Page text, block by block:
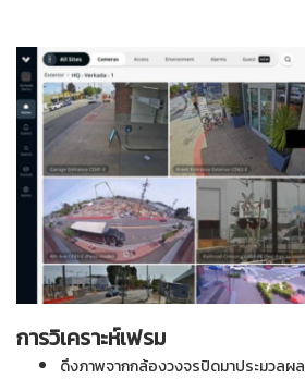
การวิเคราะห์เฟรม
ดึงภาพจากกล้องวงจรปิดมาประมวลผล